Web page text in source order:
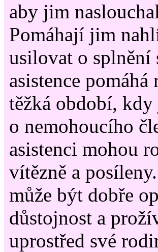
aby jim
Pomáhají jim
usilovat o splnění
asistence pomáhá
těžká období, kdy
o nemohoucího
asistenci mohou
vítězně a
může být dobře
důstojnost a
uprostřed své